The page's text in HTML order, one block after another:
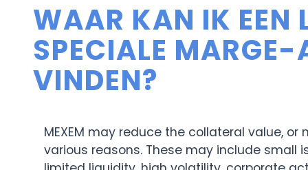
Kosten
WAAR KAN IK EEN
SPECIALE MARGE-
VINDEN?
MEXEM may reduce the collateral value,
various reasons. These may include small